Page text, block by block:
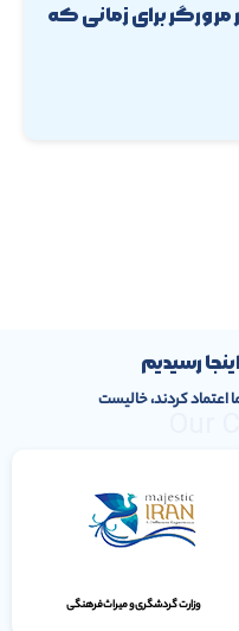
مرورگر برای زمانی که
رسیدیم
اعتماد کردند، خالیست
وزارت گردشگری و میراث‌فرهنگی